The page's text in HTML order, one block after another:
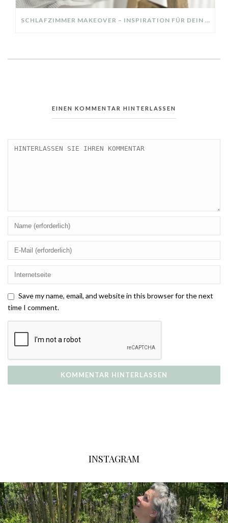
SCHLAFZIMMER MAKEOVER – INSPIRATION FÜR DEIN SCHLAFZIMMER: AUS ALT MACH NEU – HELL, GEMÜTLICH UND EINLADEND
EINEN KOMMENTAR HINTERLASSEN
Save my name, email, and website in this browser for the next
time I comment.
INSTAGRAM